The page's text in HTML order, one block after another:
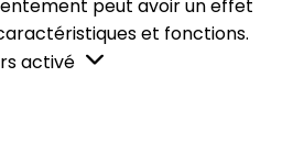
peut avoir un effet
et fonctions.
activé